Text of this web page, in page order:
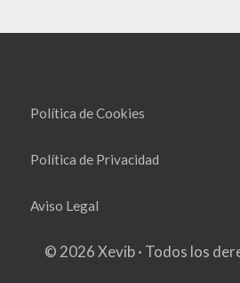
Política de Cookies
Política de Privacidad
Aviso Legal
© 2026 Xevib · Todos los